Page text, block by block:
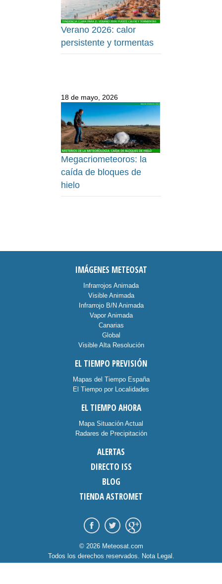
Verano 2026: calor
persistente y tormentas
18 de mayo, 2026
Megacriometeoros: la
caída de bloques de
hielo
IMÁGENES METEOSAT
Infrarrojos Animada
Visible Animada
Infrarrojo B/N Animada
Vapor Animada
Canarias
Global
Visible Alta Resolución
EL TIEMPO PREVISIÓN
Mapas del Tiempo España
El Tiempo por Localidades
EL TIEMPO AHORA
Mapa Situación Actual
Radares de Precipitación
ALERTAS
DIRECTO ISS
BLOG
TIENDA ASTROMET
© 2026 Meteosat.com
Todos los derechos reservados. Nota Legal .